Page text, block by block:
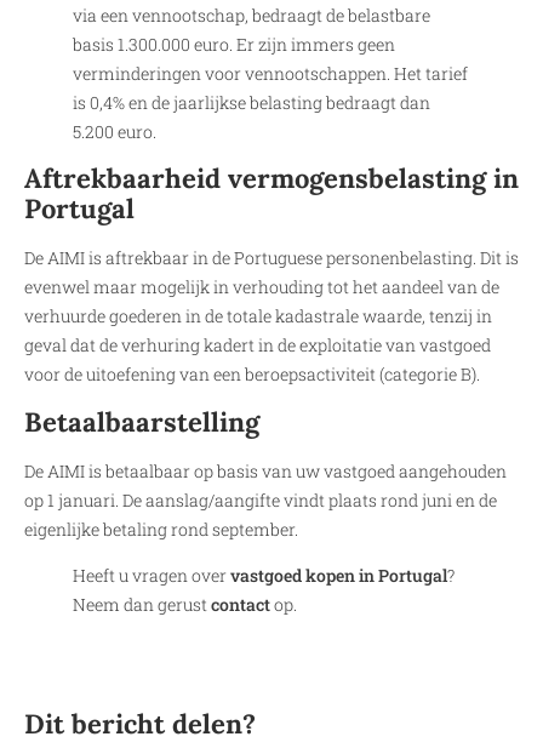
via een vennootschap, bedraagt de belastbare
basis 1.300.000 euro. Er zijn immers geen
verminderingen voor vennootschappen. Het tarief
is 0,4% en de jaarlijkse belasting bedraagt dan
5.200 euro.
Aftrekbaarheid vermogensbelasting in
Portugal
De AIMI is aftrekbaar in de Portuguese personenbelasting. Dit is
evenwel maar mogelijk in verhouding tot het aandeel van de
verhuurde goederen in de totale kadastrale waarde, tenzij in
geval dat de verhuring kadert in de exploitatie van vastgoed
voor de uitoefening van een beroepsactiviteit (categorie B).
Betaalbaarstelling
De AIMI is betaalbaar op basis van uw vastgoed aangehouden
op 1 januari. De aanslag/aangifte vindt plaats rond juni en de
eigenlijke betaling rond september.
Heeft u vragen overvastgoed kopen in Portugal?
Neem dan gerustcontactop.
Dit bericht delen?